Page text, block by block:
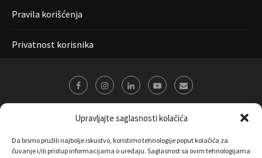
Upravljajte saglasnosti kolačića
Da bismo pružili najbolje iskustvo, koristimo tehnologije poput kolačića za
čuvanje i/ili pristup informacijama o uređaju. Saglasnost sa ovim tehnologijama
Pravila korišćenja
Privatnost korisnika